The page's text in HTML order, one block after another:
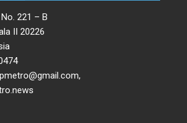
221 – B
II 20226